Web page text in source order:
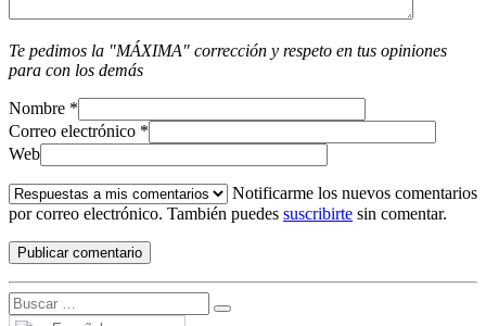
Te pedimos la "MÁXIMA" corrección y respeto en tus opiniones
para con los demás
Nombre *
Correo electrónico *
Web
Notificarme los nuevos comentarios
por correo electrónico. También puedes suscribirte sin comentar.